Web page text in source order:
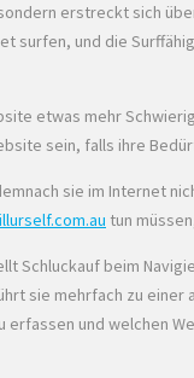
erstreckt sich
surfen, und die
etwas mehr
sein, falls ihre
sie im Internet
tun
Schluckauf beim
sie mehrfach zu
und welchen